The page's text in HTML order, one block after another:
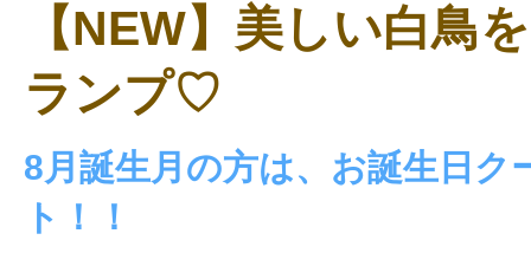
【NEW】美しい白鳥
ランプ♡
8月誕生月の方は、お誕生日ク
ト！！